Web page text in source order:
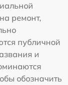
ремонт,
публичной
и
обозначить